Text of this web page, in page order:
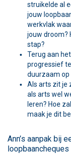
struikelde al
jouw
werkvlak
jouw droom?
stap?
Terug aan
progressief
duurzaam op
Als arts zit je
als arts wel
leren? Hoe
maak je dit
Ann’s aanpak bij
loopbaancheques